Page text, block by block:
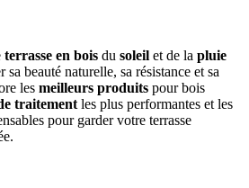
terrasse en bois du soleil et de la pluie
sa beauté naturelle, sa résistance et sa
les meilleurs produits pour bois
traitement les plus performantes et les
pour garder votre terrasse